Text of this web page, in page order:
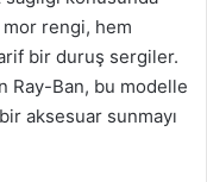
rengi, hem
bir duruş sergiler.
Ray-Ban, bu modelle
aksesuar sunmayı